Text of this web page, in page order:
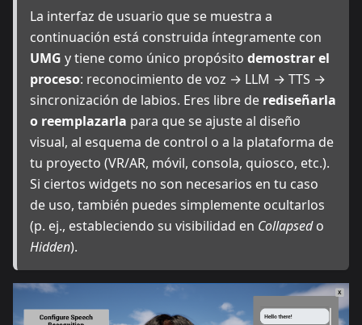
La interfaz de usuario que se muestra a
continuación está construida íntegramente con
UMG y tiene como único propósito demostrar el
proceso: reconocimiento de voz → LLM → TTS →
sincronización de labios. Eres libre de rediseñarla
o reemplazarla para que se ajuste al diseño
visual, al esquema de control o a la plataforma de
tu proyecto (VR/AR, móvil, consola, quiosco, etc.).
Si ciertos widgets no son necesarios en tu caso
de uso, también puedes simplemente ocultarlos
(p. ej., estableciendo su visibilidad en Collapsedo
Hidden).